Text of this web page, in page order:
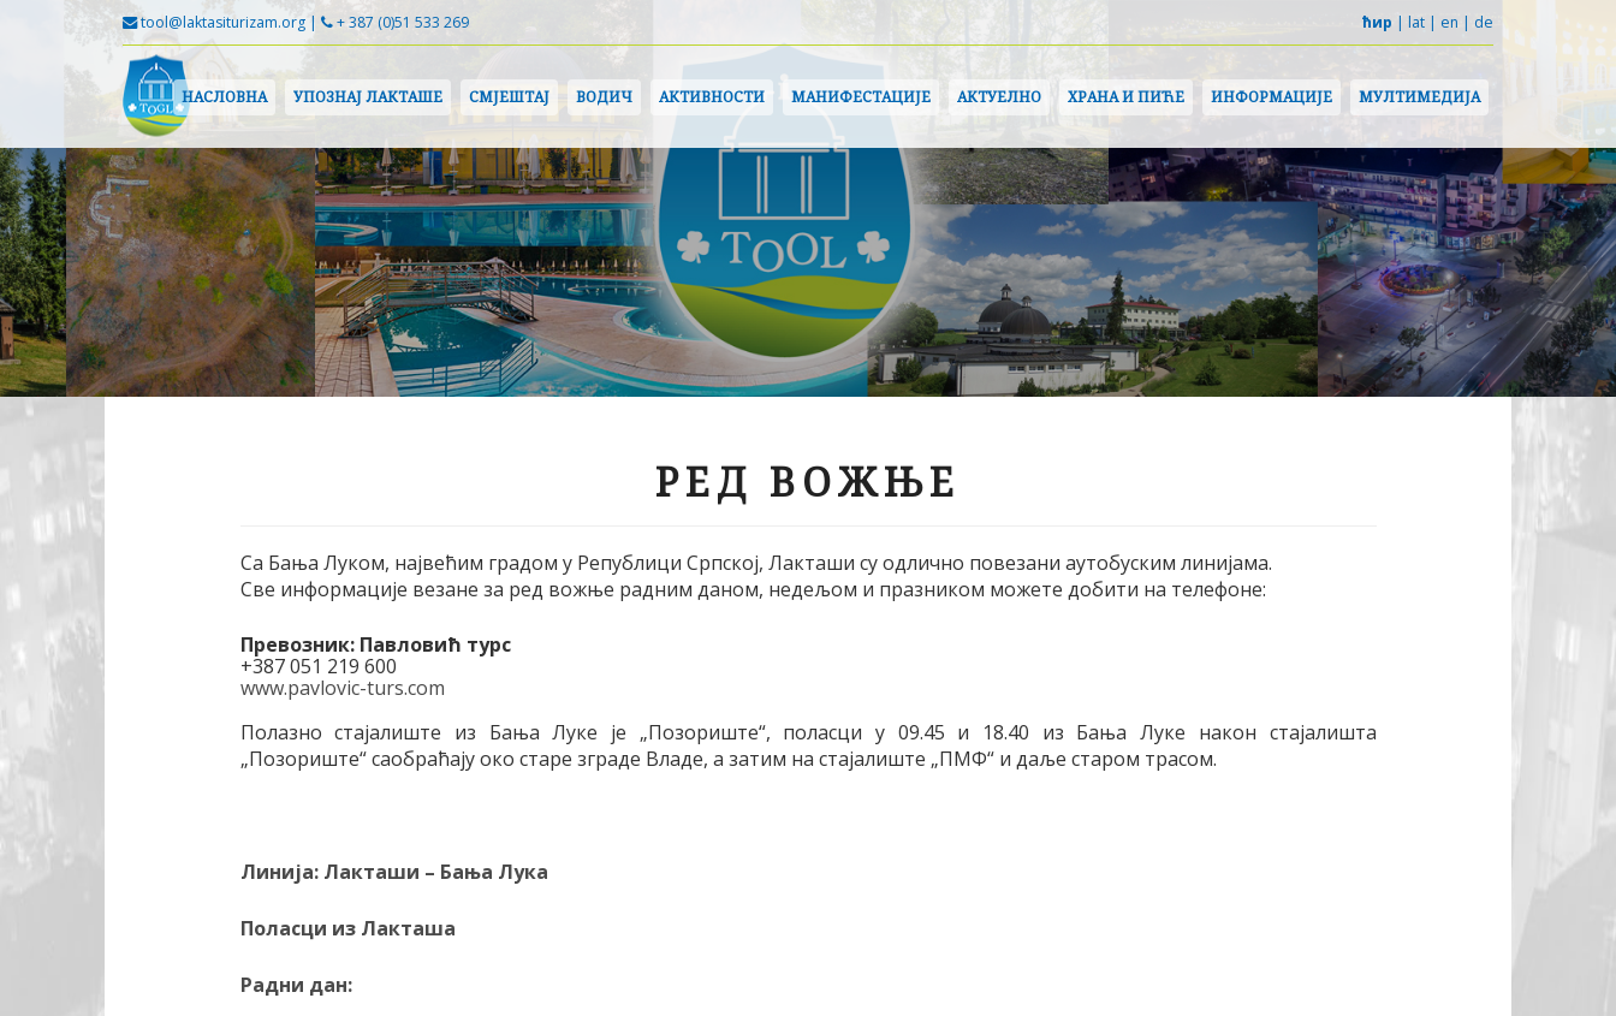
tool@laktasiturizam.org | + 387 (0)51 533 269 ћир | lat | en | de
НАСЛОВНА УПОЗНАЈ ЛАКТАШЕ СМЈЕШТАЈ ВОДИЧ АКТИВНОСТИ МАНИФЕСТАЦИЈЕ АКТУЕЛНО ХРАНА И ПИЋЕ ИНФОРМАЦИЈЕ МУЛТИМЕДИЈА
РЕД ВОЖЊЕ
Са Бања Луком, највећим градом у Републици Српској, Лакташи су одлично повезани аутобуским линијама.
Све информације везане за ред вожње радним даном, недељом и празником можете добити на телефоне:
Превозник: Павловић турс
+387 051 219 600
www.pavlovic-turs.com
Полазно стајалиште из Бања Луке је „Позориште“, поласци у 09.45 и 18.40 из Бања Луке након стајалишта
„Позориште“ саобраћају око старе зграде Владе, а затим на стајалиште „ПМФ“ и даље старом трасом.
Линија: Лакташи – Бања Лука
Поласци из Лакташа
Радни дан: